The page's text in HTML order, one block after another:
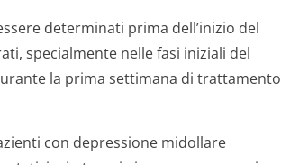
determinati prima dell’inizio del
specialmente nelle fasi iniziali del
la prima settimana di trattamento
con depressione midollare